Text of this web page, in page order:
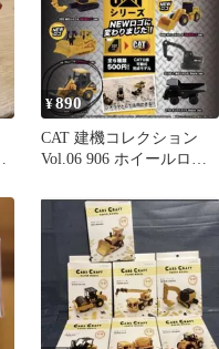
¥890
CAT 建機コレクション
Vol.06 906 ホイールロー